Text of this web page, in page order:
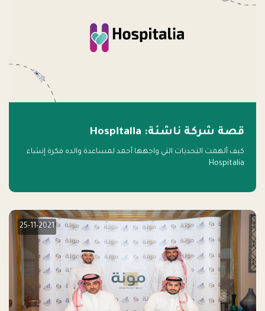
قصة شركة ناشئة: Hospitalia
كيف ألهمت التحديات التي واجهها أحمد لمساعدة والده فكرة إنشاء
Hospitalia
25-11-2021